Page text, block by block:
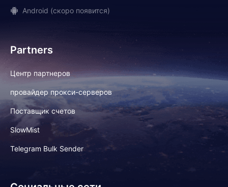
Android (скоро появится)
Partners
Центр партнеров
провайдер прокси-серверов
Поставщик счетов
SlowMist
Telegram Bulk Sender